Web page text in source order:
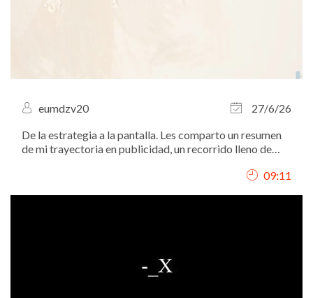
eumdzv20
27/6/26
De la estrategia a la pantalla. Les comparto un resumen
de mi trayectoria en publicidad, un recorrido lleno de
09:11